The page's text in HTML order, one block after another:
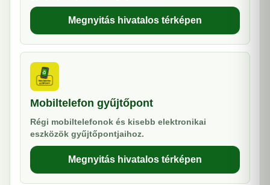
Megnyitás hivatalos térképen
Mobiltelefon gyűjtőpont
Régi mobiltelefonok és kisebb elektronikai
eszközök gyűjtőpontjaihoz.
Megnyitás hivatalos térképen